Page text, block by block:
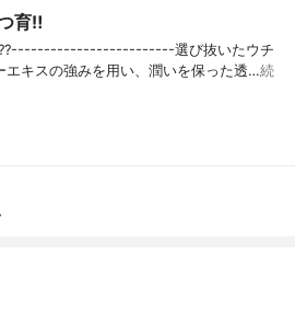
育‼︎
??-------------------------選び抜いたウチ
エキスの強みを用い、潤いを保った透…続